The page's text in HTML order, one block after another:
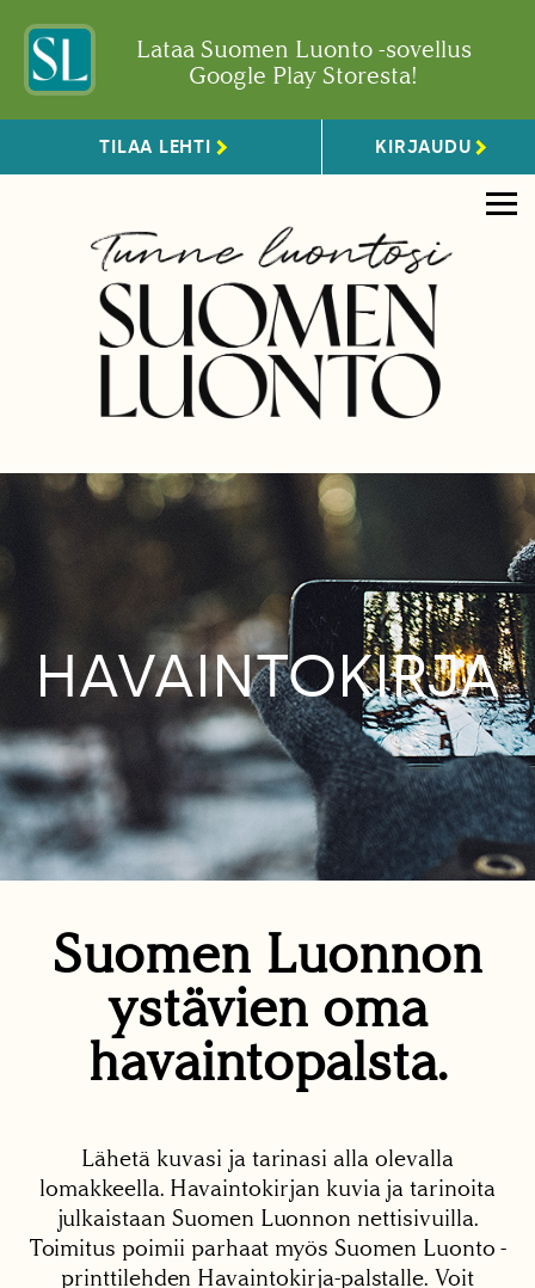
Lataa Suomen Luonto -sovellus
Google Play Storesta!
TILAA LEHTI KIRJAUDU
HAVAINTOKIRJA
Suomen Luonnon
ystävien oma
havaintopalsta.
Lähetä kuvasi ja tarinasi alla olevalla
lomakkeella. Havaintokirjan kuvia ja tarinoita
julkaistaan Suomen Luonnon nettisivuilla.
Toimitus poimii parhaat myös Suomen Luonto -
printtilehden Havaintokirja-palstalle. Voit